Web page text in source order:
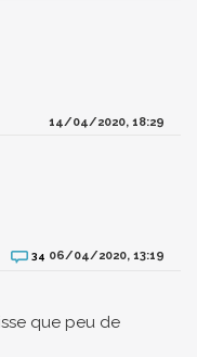
14/04/2020, 18:29
34 06/04/2020, 13:19
que peu de